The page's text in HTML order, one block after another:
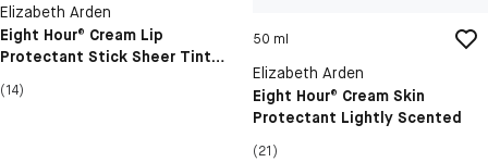
Elizabeth Arden
Eight Hour® Cream Lip
Protectant Stick Sheer Tint
(14)
50 ml
Elizabeth Arden
Eight Hour® Cream Skin
Protectant Lightly Scented
(21)